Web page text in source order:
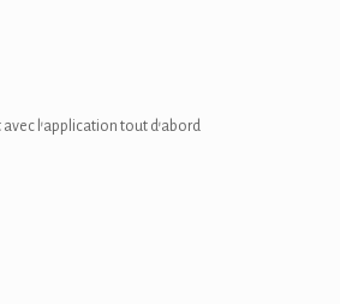
l’application tout d’abord